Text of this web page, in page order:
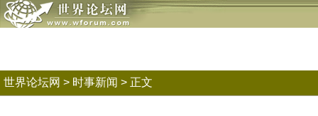
世界论坛网 > 时事新闻 > 正文